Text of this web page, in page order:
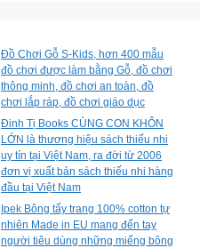
Đồ Chơi Gỗ S-Kids, hơn 400 mẫu
đồ chơi được làm bằng Gỗ, đồ chơi
thông minh, đồ chơi an toàn, đồ
chơi lắp ráp, đồ chơi giáo dục
Đinh Tị Books CÙNG CON KHÔN
LỚN là thương hiệu sách thiếu nhi
uy tín tại Việt Nam, ra đời từ 2006
đơn vị xuất bản sách thiếu nhi hàng
đầu tại Việt Nam
Ipek Bông tẩy trang 100% cotton tự
nhiên Made in EU mang đến tay
người tiêu dùng những miếng bông